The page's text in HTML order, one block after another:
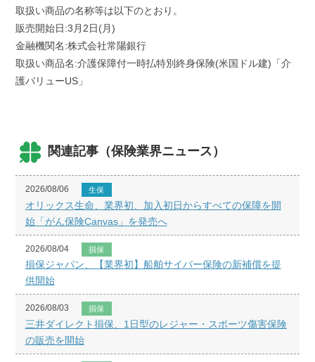
取扱い商品の名称等は以下のとおり。
販売開始日:3月2日(月)
金融機関名:株式会社常陽銀行
取扱い商品名:介護保障付一時払特別終身保険(米国ドル建)「介
護バリューUS」
関連記事（保険業界ニュース）
2026/08/06 生保
オリックス生命、業界初、加入初日からすべての保障を開
始「がん保険Canvas」を発売へ
2026/08/04 損保
損保ジャパン、【業界初】船舶サイバー保険の新補償を提
供開始
2026/08/03 損保
三井ダイレクト損保、1日型のレジャー・スポーツ傷害保険
の販売を開始